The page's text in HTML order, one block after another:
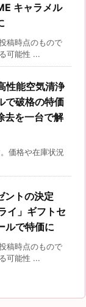
キャラメル
稿時点のもので
可能性 ...
性能空気清浄
で破格の特価
去を一台で解
価格や在庫状況
ントの決定
イ」ギフトセ
ルで特価に
稿時点のもので
可能性 ...